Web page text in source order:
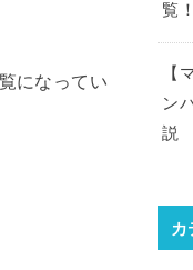
になってい
覧
【
ン
説
カ